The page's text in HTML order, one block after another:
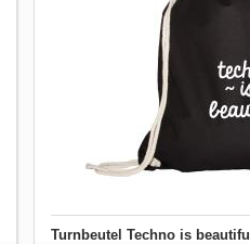
Turnbeutel Techno is beautiful